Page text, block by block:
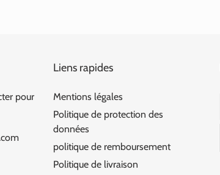
pour
Liens rapides
Mentions légales
Politique de protection des
données
politique de remboursement
Politique de livraison